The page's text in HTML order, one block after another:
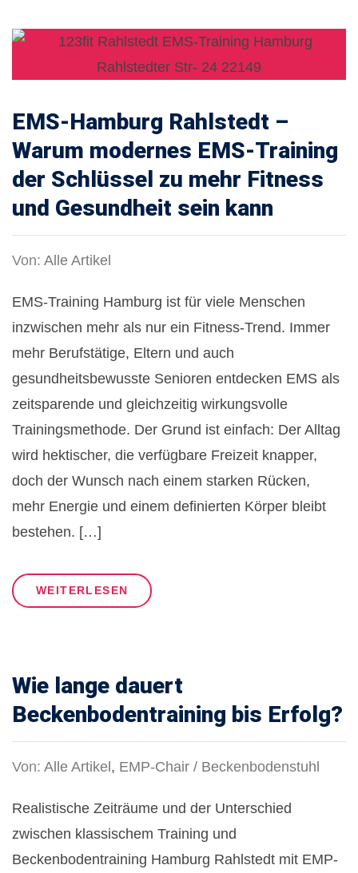
EMS-Hamburg Rahlstedt –
Warum modernes EMS-Training
der Schlüssel zu mehr Fitness
und Gesundheit sein kann
Von: Alle Artikel
EMS-Training Hamburg ist für viele Menschen
inzwischen mehr als nur ein Fitness-Trend. Immer
mehr Berufstätige, Eltern und auch
gesundheitsbewusste Senioren entdecken EMS als
zeitsparende und gleichzeitig wirkungsvolle
Trainingsmethode. Der Grund ist einfach: Der Alltag
wird hektischer, die verfügbare Freizeit knapper,
doch der Wunsch nach einem starken Rücken,
mehr Energie und einem definierten Körper bleibt
bestehen. […]
WEITERLESEN
Wie lange dauert
Beckenbodentraining bis Erfolg?
Von: Alle Artikel , EMP-Chair / Beckenbodenstuhl
Realistische Zeiträume und der Unterschied
zwischen klassischem Training und
Beckenbodentraining Hamburg Rahlstedt mit EMP-